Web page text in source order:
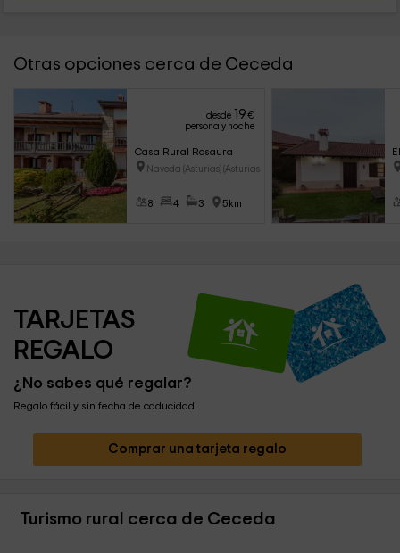
Otras opciones cerca de Ceceda
desde 19€
persona y noche
Casa Rural Rosaura
Naveda (Asturias) (Asturias)
8 4 3 5km
TARJETAS
REGALO
¿No sabes qué regalar?
Regalo fácil y sin fecha de caducidad
Comprar una tarjeta regalo
Turismo rural cerca de Ceceda